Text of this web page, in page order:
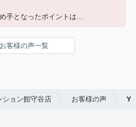
手となったポイントは？
お客様の声一覧
ション館守谷店 お客様の声 Y